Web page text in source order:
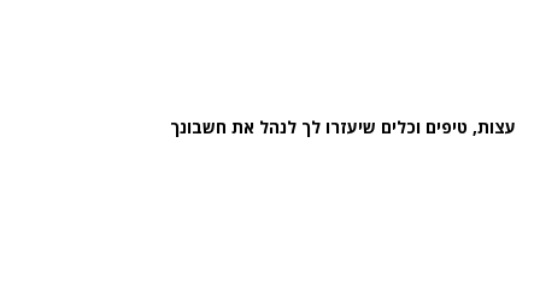
עצות, טיפים וכלים שיעזרו לך לנהל את חשבונך